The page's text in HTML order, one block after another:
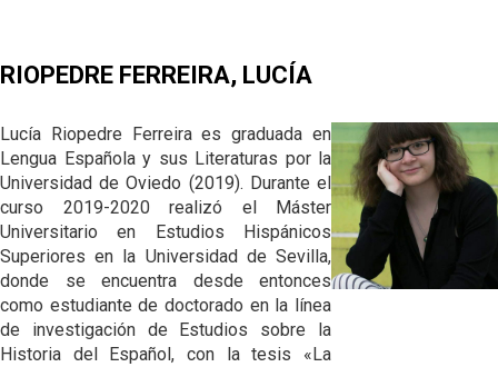
DEL ANDALUZ
LAS HABLAS
ORTOGRAFÍA Y
PRONUNCIACIÓN
DEL ANDALUZ
GRAMÁTICA DEL
ANDALUZ
EL LÉXICO EN
ANDALUCÍA
ANDALUS,
ANDALUCÍA
HISTORIA DE LA
PRONUNCIACIÓN
HISTORIA DE LA
GRAMÁTICA
ANDALUZA
HISTORIA
ANDALUCÍA
DIVULGACIÓN
BIBLIOGRAFÍA
FONÉTICA Y
FONOLOGÍA
HISTÓRICAS
HISTORIA DEL
LÉXICO
MORFOSINTAXIS
RIOPEDRE FERREIRA, LUCÍA
Lucía Riopedre Ferreira es graduada en
Lengua Española y sus Literaturas por la
Universidad de Oviedo (2019). Durante el
curso 2019-2020 realizó el Máster
Universitario en Estudios Hispánicos
Superiores en la Universidad de Sevilla,
donde se encuentra desde entonces
como estudiante de doctorado en la línea
de investigación de Estudios sobre la
Historia del Español, con la tesis «La